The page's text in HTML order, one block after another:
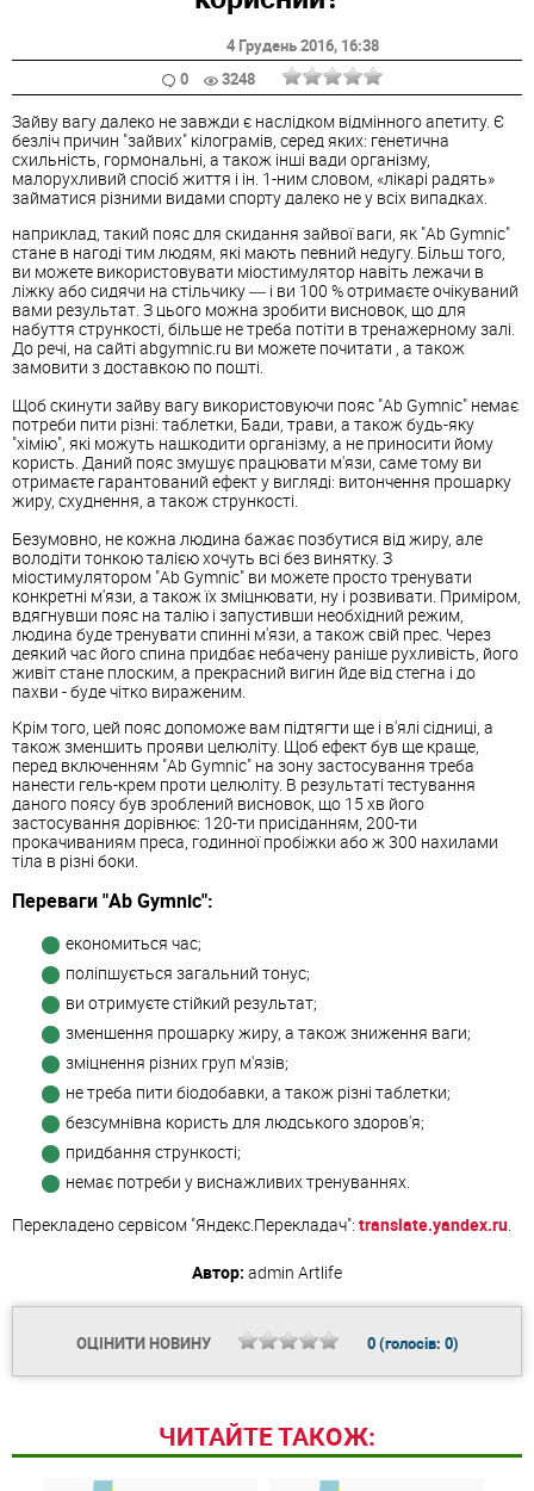
4 Грудень 2016, 16:38
0
3248
Зайву вагу далеко не завжди є наслідком відмінного апетиту. Є
безліч причин "зайвих" кілограмів, серед яких: генетична
схильність, гормональні, а також інші вади організму,
малорухливий спосіб життя і ін. 1-ним словом, «лікарі радять»
займатися різними видами спорту далеко не у всіх випадках.
наприклад, такий пояс для скидання зайвої ваги, як "Ab Gymnic"
стане в нагоді тим людям, які мають певний недугу. Більш того,
ви можете використовувати міостимулятор навіть лежачи в
ліжку або сидячи на стільчику ― і ви 100 % отримаєте очікуваний
вами результат. З цього можна зробити висновок, що для
набуття стрункості, більше не треба потіти в тренажерному залі.
До речі, на сайті abgymnic.ru ви можете почитати , а також
замовити з доставкою по пошті.
Щоб скинути зайву вагу використовуючи пояс "Ab Gymnic" немає
потреби пити різні: таблетки, Бади, трави, а також будь-яку
"хімію", які можуть нашкодити організму, а не приносити йому
користь. Даний пояс змушує працювати м'язи, саме тому ви
отримаєте гарантований ефект у вигляді: витончення прошарку
жиру, схуднення, а також стрункості.
Безумовно, не кожна людина бажає позбутися від жиру, але
володіти тонкою талією хочуть всі без винятку. З
міостимулятором "Ab Gymnic" ви можете просто тренувати
конкретні м'язи, а також їх зміцнювати, ну і розвивати. Приміром,
вдягнувши пояс на талію і запустивши необхідний режим,
людина буде тренувати спинні м'язи, а також свій прес. Через
деякий час його спина придбає небачену раніше рухливість, його
живіт стане плоским, а прекрасний вигин йде від стегна і до
пахви - буде чітко вираженим.
Крім того, цей пояс допоможе вам підтягти ще і в'ялі сідниці, а
також зменшить прояви целюліту. Щоб ефект був ще краще,
перед включенням "Ab Gymnic" на зону застосування треба
нанести гель-крем проти целюліту. В результаті тестування
даного поясу був зроблений висновок, що 15 хв його
застосування дорівнює: 120-ти присіданням, 200-ти
прокачиваниям преса, годинної пробіжки або ж 300 нахилами
тіла в різні боки.
Переваги "Ab Gymnic":
економиться час;
поліпшується загальний тонус;
ви отримуєте стійкий результат;
зменшення прошарку жиру, а також зниження ваги;
зміцнення різних груп м'язів;
не треба пити біодобавки, а також різні таблетки;
безсумнівна користь для людського здоров'я;
придбання стрункості;
немає потреби у виснажливих тренуваннях.
Перекладено сервісом "Яндекс.Перекладач": translate.yandex.ru.
Автор: admin Artlife
ОЦІНИТИ НОВИНУ 0(голосів: 0)
ЧИТАЙТЕ ТАКОЖ: